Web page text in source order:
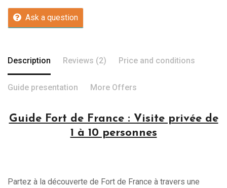
Ask a question
Description Reviews (2) Price and conditions
Guide presentation More Offers
Guide Fort de France : Visite privée de
1 à 10 personnes
Partez à la découverte de Fort de France à travers une